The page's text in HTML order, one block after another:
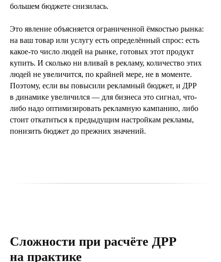
большем бюджете снизилась.
Это явление объясняется ограниченной ёмкостью рынка:
на ваш товар или услугу есть определённый спрос: есть
какое-то число людей на рынке, готовых этот продукт
купить. И сколько ни вливай в рекламу, количество этих
людей не увеличится, по крайней мере, не в моменте.
Поэтому, если вы повысили рекламный бюджет, и ДРР
в динамике увеличился — для бизнеса это сигнал, что-
либо надо оптимизировать рекламную кампанию, либо
стоит откатиться к предыдущим настройкам рекламы,
понизить бюджет до прежних значений.
Сложности при расчёте ДРР
на практике